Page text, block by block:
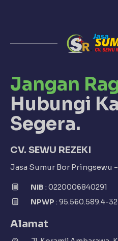
Jangan
Hubungi
Segera.
CV. SEWU REZEKI
Jasa Sumur Bor Pringsewu
NIB : 0220006840291
NPWP : 95.560.589.4-
Alamat